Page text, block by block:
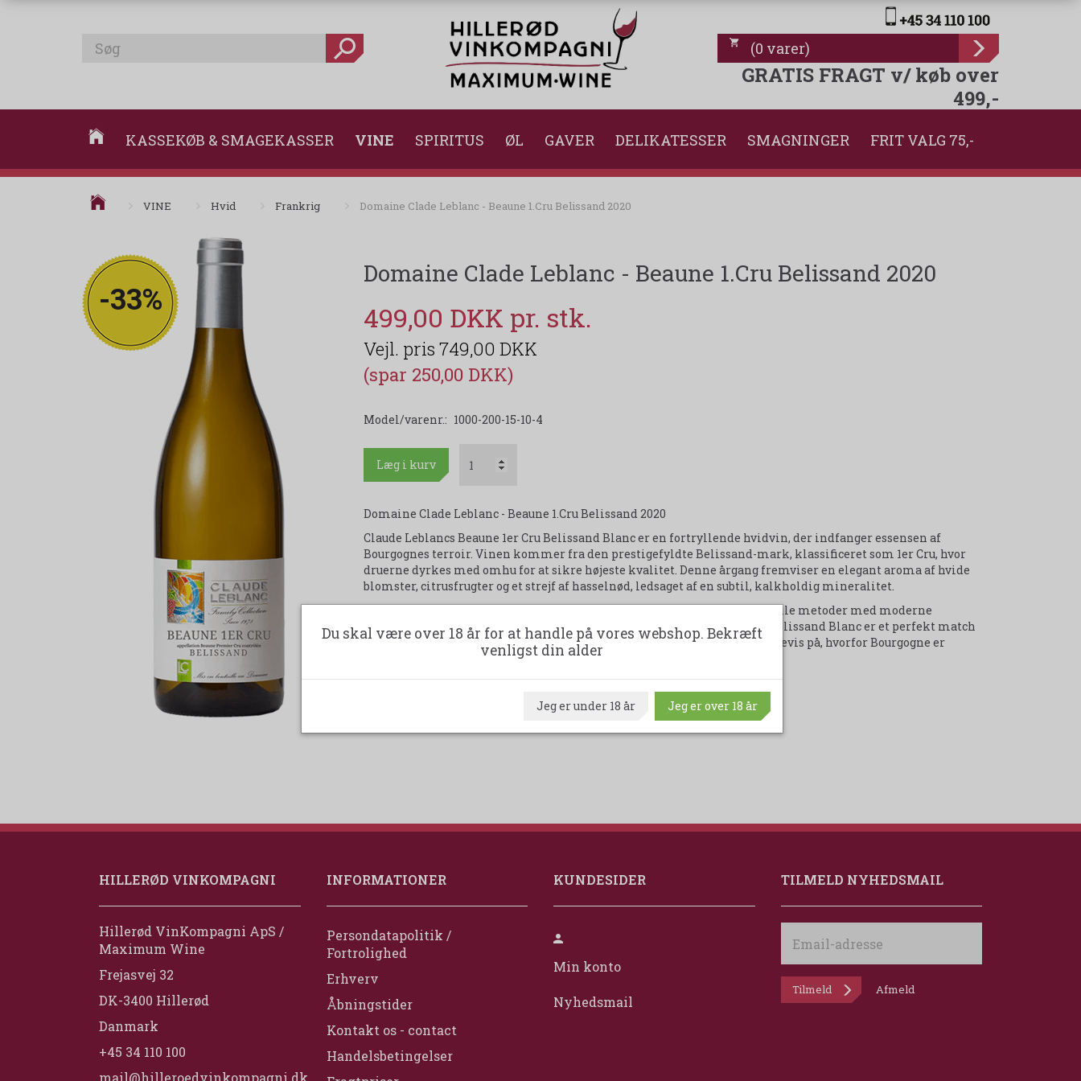
(0 varer)
GRATIS FRAGT v/ køb over
499,-
KASSEKØB & SMAGEKASSER VINE SPIRITUS ØL GAVER DELIKATESSER SMAGNINGER FRIT VALG 75,-
VINE Hvid Frankrig Domaine Clade Leblanc - Beaune 1.Cru Belissand 2020
-33%
Domaine Clade Leblanc - Beaune 1.Cru Belissand 2020
499,00 DKK
749,00 DKK
(spar 250,00 DKK)
Model/varenr.: 1000-200-15-10-4
Læg i kurv
Domaine Clade Leblanc - Beaune 1.Cru Belissand 2020
Claude Leblancs Beaune 1er Cru Belissand Blanc er en fortryllende hvidvin, der indfanger essensen af
Bourgognes terroir. Vinen kommer fra den prestigefyldte Belissand-mark, klassificeret som 1er Cru, hvor
druerne dyrkes med omhu for at sikre højeste kvalitet. Denne årgang fremviser en elegant aroma af hvide
blomster, citrusfrugter og et strejf af hasselnød, ledsaget af en subtil, kalkholdig mineralitet.
Claude Leblanc er en dedikeret vinproducent, der kombinerer traditionelle metoder med moderne
præcision for at skabe vine, der udtrykker autenticitet og finesse. Hans Belissand Blanc er et perfekt match
til skaldyr, grillet fisk eller som en luksuriøs aperitif. Vinen er et sandt bevis på, hvorfor Bourgogne er
verdensberømt for sine hvidvine.
HILLERØD VINKOMPAGNI
Hillerød VinKompagni ApS /
Maximum Wine
Frejasvej 32
DK-3400 Hillerød
Danmark
+45 34 110 100
mail@hilleroedvinkompagni.dk
INFORMATIONER
Persondatapolitik /
Fortrolighed
Erhverv
Åbningstider
Kontakt os - contact
Handelsbetingelser
KUNDESIDER
Min konto
Nyhedsmail
TILMELD NYHEDSMAIL
adresse
Tilmeld Afmeld
Du skal være over 18 år for at handle på vores webshop. Bekræft
venligst din alder
Jeg er under 18 år Jeg er over 18 år